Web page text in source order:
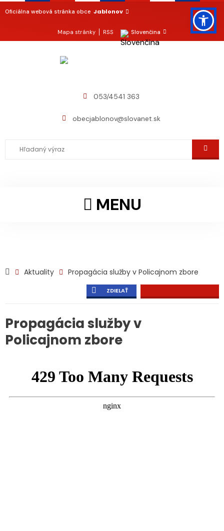
Oficiálna webová stránka obce Jablonov
Mapa stránky RSS Slovenčina
053/4541 363
obecjablonov@slovanet.sk
MENU
Aktuality Propagácia služby v Policajnom zbore
ZDIELAŤ
Propagácia služby v
Policajnom zbore